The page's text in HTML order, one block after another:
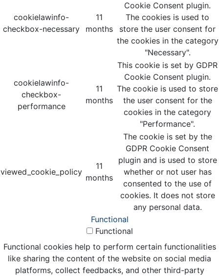
cookielawinfo-
checkbox-necessary
11
months
Cookie Consent plugin.
The cookies is used to
store the user consent for
the cookies in the category
"Necessary".
cookielawinfo-
checkbox-
performance
11
months
This cookie is set by GDPR
Cookie Consent plugin.
The cookie is used to store
the user consent for the
cookies in the category
"Performance".
viewed_cookie_policy
11
months
The cookie is set by the
GDPR Cookie Consent
plugin and is used to store
whether or not user has
consented to the use of
cookies. It does not store
any personal data.
Functional
Functional
Functional cookies help to perform certain functionalities
like sharing the content of the website on social media
platforms, collect feedbacks, and other third-party